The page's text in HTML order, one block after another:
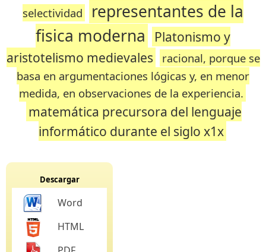
selectividad
representantes de la
fisica moderna
Platonismo y
aristotelismo medievales
racional, porque se
basa en argumentaciones lógicas y, en menor
medida, en observaciones de la experiencia.
matemática precursora del lenguaje
informático durante el siglo x1x
Descargar
Word
HTML